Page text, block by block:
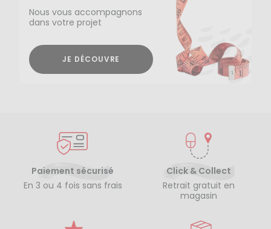
Nous vous accompagnons
dans votre projet
JE DÉCOUVRE
Paiement sécurisé
En 3 ou 4 fois sans frais
Click & Collect
Retrait gratuit en
magasin